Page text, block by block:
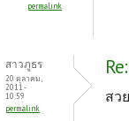
permalink
สาวภูธร
20 ตุลาคม,
2011 -
10:59
permalink
สว